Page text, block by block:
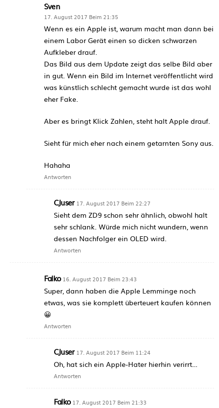
Sven
17. August 2017 Beim 21:35
Wenn es ein Apple ist, warum macht man dann bei
einem Labor Gerät einen so dicken schwarzen
Aufkleber drauf.
Das Bild aus dem Update zeigt das selbe Bild aber
in gut. Wenn ein Bild im Internet veröffentlicht wird
was künstlich schlecht gemacht wurde ist das wohl
eher Fake.
Aber es bringt Klick Zahlen, steht halt Apple drauf.
Sieht für mich eher nach einem getarnten Sony aus.
Hahaha
Antworten
CJuser 17. August 2017 Beim 22:27
Sieht dem ZD9 schon sehr ähnlich, obwohl halt
sehr schlank. Würde mich nicht wundern, wenn
dessen Nachfolger ein OLED wird.
Antworten
Falko 16. August 2017 Beim 23:43
Super, dann haben die Apple Lemminge noch
etwas, was sie komplett überteuert kaufen können
😀
Antworten
CJuser 17. August 2017 Beim 11:24
Oh, hat sich ein Apple-Hater hierhin verirrt…
Antworten
Falko 17. August 2017 Beim 21:33